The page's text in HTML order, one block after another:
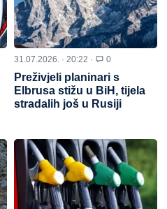
31.07.2026. · 20:22 · 0
Preživjeli planinari s
Elbrusa stižu u BiH, tijela
stradalih još u Rusiji